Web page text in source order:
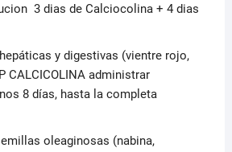
3 dias de Calciocolina + 4 dias
y digestivas (vientre rojo,
CALCICOLINA administrar
8 días, hasta la completa
oleaginosas (nabina,